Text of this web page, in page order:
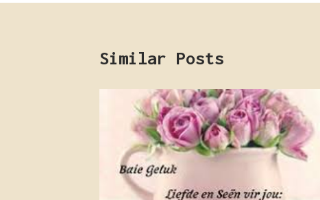
Similar Posts